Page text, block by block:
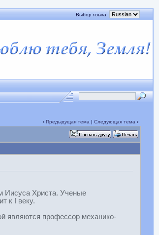
Выбор языка:
‹ Предыдущая тема | Следующая тема ›
Иисуса Христа. Ученые
к I веку.
являются профессор механико-